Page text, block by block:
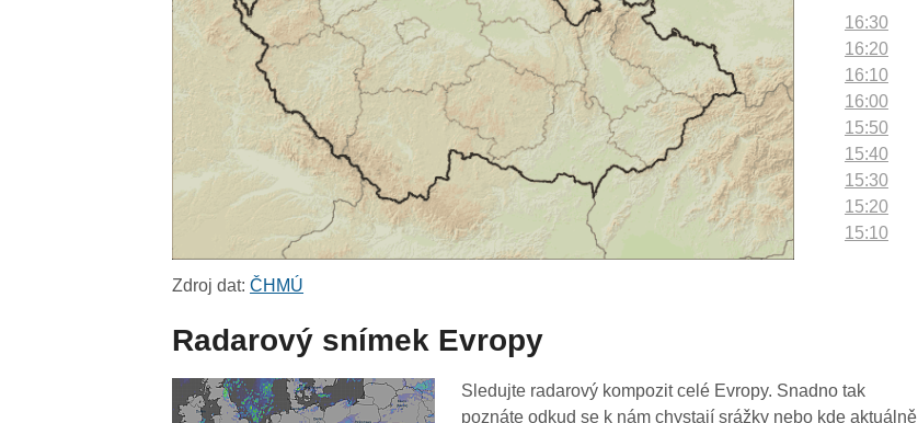
16:30
16:20
16:10
16:00
15:50
15:40
15:30
15:20
15:10
14:10
14:00
Zdroj dat:ČHMÚ
Radarový snímek Evropy
Sledujte radarový kompozit celé Evropy. Snadno tak
poznáte odkud se k nám chystají srážky nebo kde aktuálně